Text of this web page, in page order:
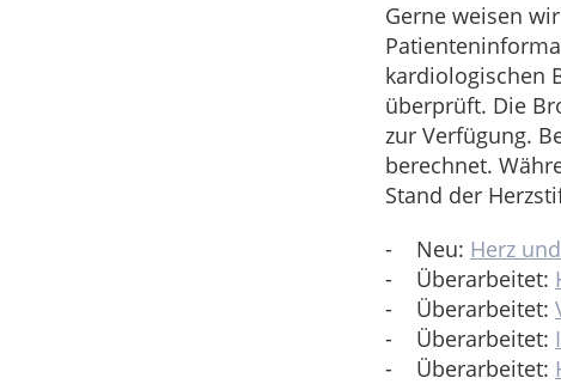
Gerne weisen
kardiologischen
überprüft. Die
zur Verfügung.
berechnet.
Stand der
-
Neu: Herz
-
Überarbeitet:
-
Überarbeitet:
-
Überarbeitet:
-
Überarbeitet: